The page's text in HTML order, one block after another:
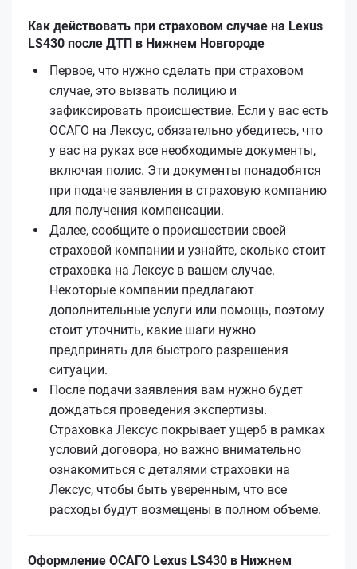
Как действовать при страховом случае на Lexus
LS430 после ДТП в Нижнем Новгороде
Первое, что нужно сделать при страховом
случае, это вызвать полицию и
зафиксировать происшествие. Если у вас есть
ОСАГО на Лексус, обязательно убедитесь, что
у вас на руках все необходимые документы,
включая полис. Эти документы понадобятся
при подаче заявления в страховую компанию
для получения компенсации.
Далее, сообщите о происшествии своей
страховой компании и узнайте, сколько стоит
страховка на Лексус в вашем случае.
Некоторые компании предлагают
дополнительные услуги или помощь, поэтому
стоит уточнить, какие шаги нужно
предпринять для быстрого разрешения
ситуации.
После подачи заявления вам нужно будет
дождаться проведения экспертизы.
Страховка Лексус покрывает ущерб в рамках
условий договора, но важно внимательно
ознакомиться с деталями страховки на
Лексус, чтобы быть уверенным, что все
расходы будут возмещены в полном объеме.
Оформление ОСАГО Lexus LS430 в Нижнем